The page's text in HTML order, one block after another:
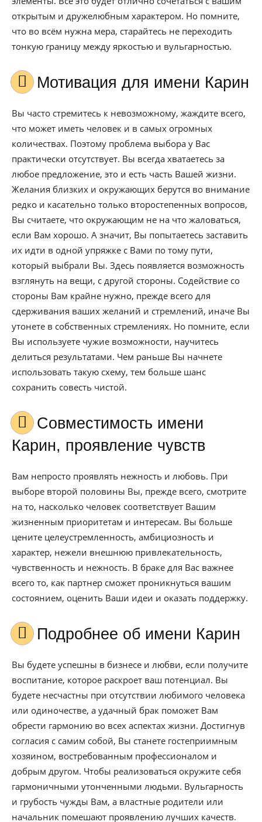
открытым и дружелюбным характером. Но помните,
что во всём нужна мера, старайтесь не переходить
тонкую границу между яркостью и вульгарностью.
Мотивация для имени Карин
Вы часто стремитесь к невозможному, жаждите всего,
что может иметь человек и в самых огромных
количествах. Поэтому проблема выбора у Вас
практически отсутствует. Вы всегда хватаетесь за
любое предложение, это и есть часть Вашей жизни.
Желания близких и окружающих берутся во внимание
редко и касательно только второстепенных вопросов,
Вы считаете, что окружающим не на что жаловаться,
если Вам хорошо. А значит, Вы попытаетесь заставить
их идти в одной упряжке с Вами по тому пути,
который выбрали Вы. Здесь появляется возможность
взглянуть на вещи, с другой стороны. Содействие со
стороны Вам крайне нужно, прежде всего для
сдерживания ваших желаний и стремлений, иначе Вы
утонете в собственных стремлениях. Но помните, если
Вы используете чужие возможности, научитесь
делиться результатами. Чем раньше Вы начнете
использовать такую схему, тем больше шанс
сохранить совесть чистой.
Совместимость имени
Карин, проявление чувств
Вам непросто проявлять нежность и любовь. При
выборе второй половины Вы, прежде всего, смотрите
на то, насколько человек соответствует Вашим
жизненным приоритетам и интересам. Вы больше
цените целеустремленность, амбициозность и
характер, нежели внешнюю привлекательность,
чувственность и нежность. В браке для Вас важнее
всего то, как партнер сможет проникнуться вашим
состоянием, оценить Ваши идеи и оказать поддержку.
Подробнее об имени Карин
Вы будете успешны в бизнесе и любви, если получите
воспитание, которое раскроет ваш потенциал. Вы
будете несчастны при отсутствии любимого человека
или одиночестве, а удачный брак поможет Вам
обрести гармонию во всех аспектах жизни. Достигнув
согласия с самим собой, Вы станете гостеприимным
хозяином, востребованным профессионалом и
добрым другом. Чтобы реализоваться окружите себя
гармоничными утонченными людьми. Вульгарность
и грубость чужды Вам, а властные родители или
начальник помешают проявлению лучших качеств.